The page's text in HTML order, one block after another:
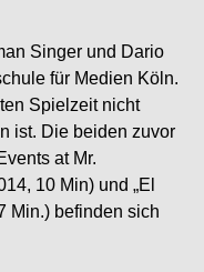
Singer und Dario
für Medien Köln.
Spielzeit nicht
ist. Die beiden zuvor
at Mr.
10 Min) und „El
Min.) befinden sich